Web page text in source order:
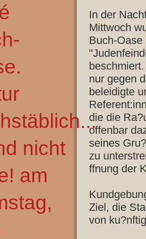
In der
Mittwoch
Buch-
nur gegen
beleidigte
die die
offenbar
seines
zu
ffnung der
Ziel, die
von
nicht
am